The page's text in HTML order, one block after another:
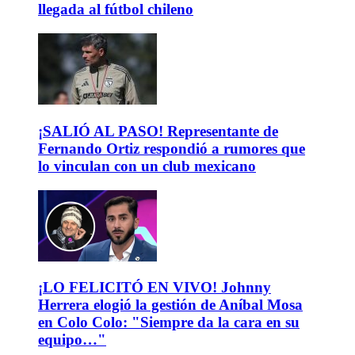
llegada al fútbol chileno
¡SALIÓ AL PASO! Representante de
Fernando Ortiz respondió a rumores que
lo vinculan con un club mexicano
¡LO FELICITÓ EN VIVO! Johnny
Herrera elogió la gestión de Aníbal Mosa
en Colo Colo: "Siempre da la cara en su
equipo…"